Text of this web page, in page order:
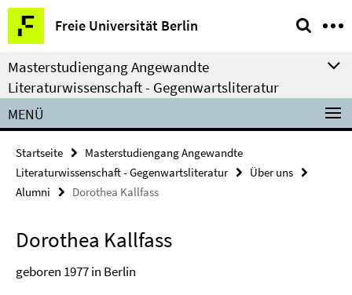
Springe
direkt
zu
Inhalt
Freie Universität Berlin
Service-
Navigation
Masterstudiengang Angewandte
Literaturwissenschaft - Gegenwartsliteratur
MENÜ
Startseite
Masterstudiengang Angewandte
Literaturwissenschaft - Gegenwartsliteratur
Über uns
Alumni
Dorothea Kallfass
Dorothea Kallfass
geboren 1977 in Berlin